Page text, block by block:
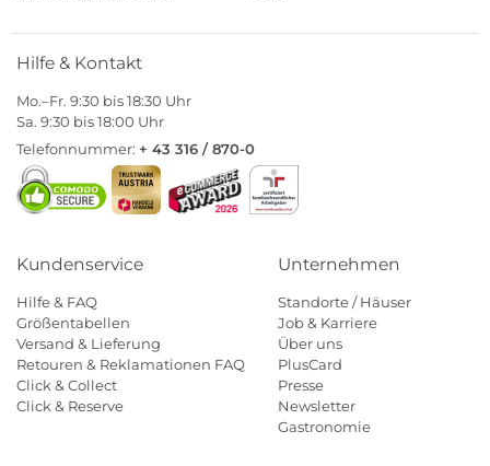
Hilfe & Kontakt
Mo.–Fr. 9:30 bis 18:30 Uhr
Sa. 9:30 bis 18:00 Uhr
Telefonnummer: + 43 316 / 870-0
Kundenservice
Hilfe & FAQ
Größentabellen
Versand & Lieferung
Retouren & Reklamationen FAQ
Click & Collect
Click & Reserve
Unternehmen
Standorte / Häuser
Job & Karriere
Über uns
PlusCard
Presse
Newsletter
Gastronomie